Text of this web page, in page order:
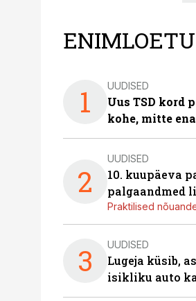
1 UUDISED
Uus TSD kord
kohe, mitte
2
UUDISED
10. kuupäeva
palgaandmed
Praktilised
3 UUDISED
Lugeja küsib,
isikliku auto